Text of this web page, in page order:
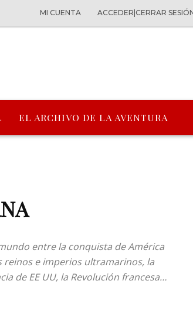
MI CUENTA ACCEDER|CERRAR
EL ARCHIVO DE LA AVENTURA
entre la conquista de América
reinos e imperios ultramarinos, la
de EE UU, la Revolución francesa…